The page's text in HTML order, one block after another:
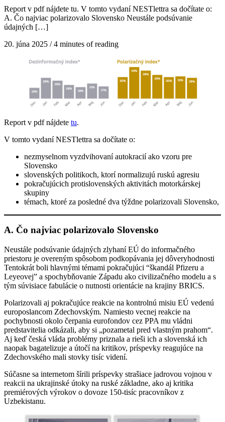
Report v pdf nájdete tu. V tomto vydaní NESTlettra sa dočítate o:
A. Čo najviac polarizovalo Slovensko Neustále podsúvanie
údajných […]
20. júna 2025 /4 minutes of reading
Report v pdf nájdete tu.
V tomto vydaní NESTlettra sa dočítate o:
nezmyselnom vyzdvihovaní autokracií ako vzoru pre
Slovensko
slovenských politikoch, ktorí normalizujú ruskú agresiu
pokračujúcich protislovenských aktivitách motorkárskej
skupiny
témach, ktoré za posledné dva týždne polarizovali Slovensko,
A. Čo najviac polarizovalo Slovensko
Neustále podsúvanie údajných zlyhaní EÚ do informačného
priestoru je overeným spôsobom podkopávania jej dôveryhodnosti
Tentokrát boli hlavnými témami pokračujúci “škandál Pfizeru a
Leyeovej” a spochybňovanie Západu ako civilizačného modelu a s
tým súvisiace fabulácie o nutnosti orientácie na krajiny BRICS.
Polarizovali aj pokračujúce reakcie na kontrolnú misiu EÚ vedenú
europoslancom Zdechovským. Namiesto vecnej reakcie na
pochybnosti okolo čerpania eurofondov cez PPA mu vládni
predstavitelia odkázali, aby si „pozametal pred vlastným prahom“.
Aj keď česká vláda problémy priznala a rieši ich a slovenská ich
naopak bagatelizuje a útočí na kritikov, príspevky reagujúce na
Zdechovského mali stovky tisíc videní.
Súčasne sa internetom šírili príspevky strašiace jadrovou vojnou v
reakcii na ukrajinské útoky na ruské základne, ako aj kritika
premiérových výrokov o dovoze 150-tisíc pracovníkov z
Uzbekistanu.